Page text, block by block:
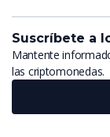
Suscríbete a
Mantente
las criptomonedas.